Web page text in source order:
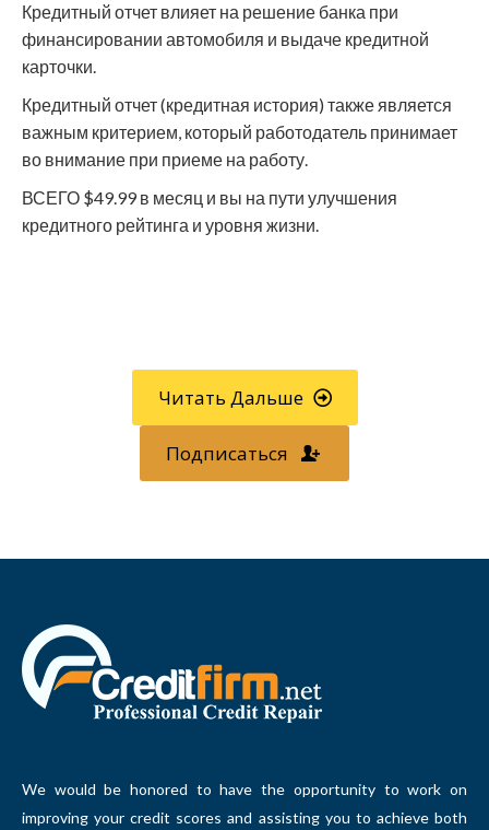
Кредитный отчет влияет на решение банка при
финансировании автомобиля и выдаче кредитной
карточки.
Кредитный отчет (кредитная история) также является
важным критерием, который работодатель принимает
во внимание при приеме на работу.
ВСЕГО $49.99 в месяц и вы на пути улучшения
кредитного рейтинга и уровня жизни.
Читать Дальше
Подписаться
We would be honored to have the opportunity to work on
improving your credit scores and assisting you to achieve both